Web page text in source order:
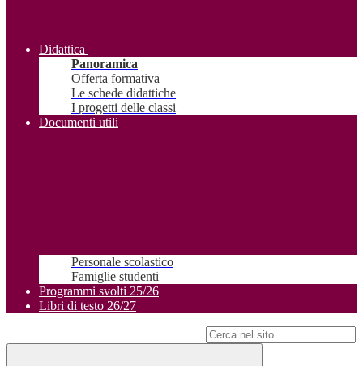
Didattica
Panoramica
Offerta formativa
Le schede didattiche
I progetti delle classi
Documenti utili
Personale scolastico
Famiglie studenti
Programmi svolti 25/26
Libri di testo 26/27